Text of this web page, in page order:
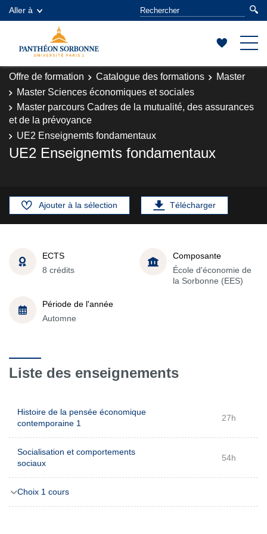
Aller à
Offre de formation Catalogue des formations
Master
Master Sciences économiques et sociales
Master parcours Cadres de la mutualité, des assurances
et de la prévoyance
UE2 Enseignemts fondamentaux
UE2 Enseignemts fondamentaux
Ajouter à la sélection Télécharger
ECTS
8 crédits
Composante
École d'économie de
la Sorbonne (EES)
Période de l'année
Automne
Liste des enseignements
Histoire de la pensée économique
contemporaine 1
27h
Socialisation et comportements
sociaux
54h
Choix 1 cours